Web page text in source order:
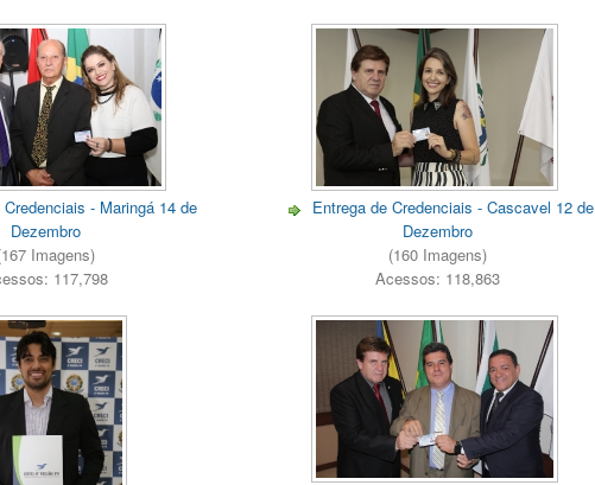
- Maringá 14 de
Dezembro
Imagens)
117,798
Entrega de Credenciais - Cascavel 12 de
Dezembro
(160 Imagens)
Acessos: 118,863